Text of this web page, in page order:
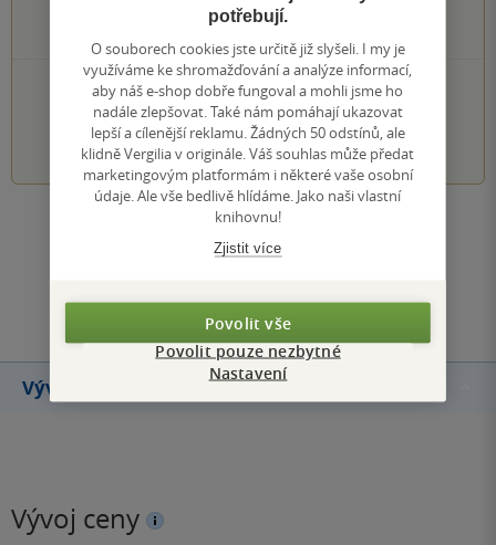
0×
2 hvězdičky
PŘIDEJTE SVÉ HODNOCENÍ KNIHY
1 2 3 4 5
Zobrazit všechna hodnocení
Vývoj ceny
Vývoj ceny
potřebují.
O souborech cookies jste určitě již slyšeli. I my je
využíváme ke shromažďování a analýze informací,
aby náš e-shop dobře fungoval a mohli jsme ho
nadále zlepšovat. Také nám pomáhají ukazovat
lepší a cílenější reklamu. Žádných 50 odstínů, ale
klidně Vergilia v originále. Váš souhlas může předat
marketingovým platformám i některé vaše osobní
údaje. Ale vše bedlivě hlídáme. Jako naši vlastní
knihovnu!
Zjistit více
Povolit vše
Povolit pouze nezbytné
Nastavení